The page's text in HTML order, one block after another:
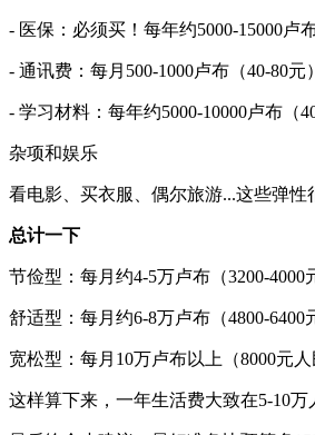
- 医保：必须买！每年约5000-15000卢布
- 通讯费：每月500-1000卢布（40-80元
- 学习材料：每年约5000-10000卢布（
杂项和娱乐
看电影、买衣服、偶尔旅游...这些弹性
总计一下
节俭型：每月约4-5万卢布（3200-4000
舒适型：每月约6-8万卢布（4800-6400
宽松型：每月10万卢布以上（8000元人
这样算下来，一年生活费大致在5-10万